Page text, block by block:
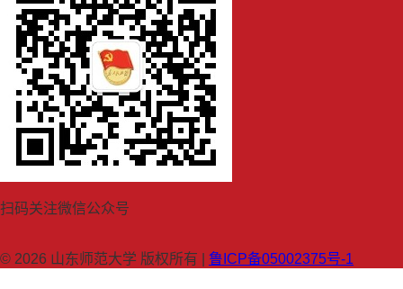
扫码关注微信公众号
© 2026 山东师范大学 版权所有 | 鲁ICP备05002375号-1